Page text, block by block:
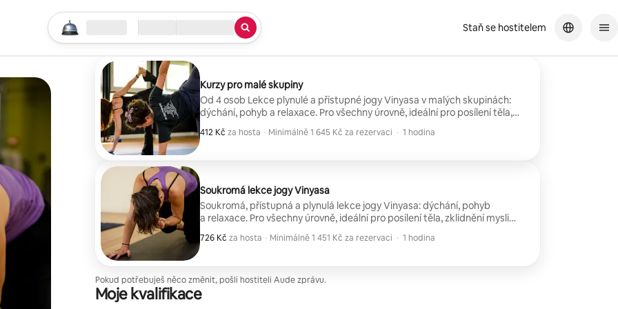
Začni vyhledávat
Lokalita Příjezd/Odjezd Staň se hostitelem
Kurzy pro malé skupiny
Od 4 osob Lekce plynulé a přístupné jogy Vinyasa v malých skupinách:
dýchání, pohyb a relaxace. Pro všechny úrovně, ideální pro posílení těla,
412 Kč za hosta
412 Kč za hosta · Minimálně 1 645 Kč za rezervaci
, · 1 hodina
Soukromá lekce jogy Vinyasa
Soukromá, přístupná a plynulá lekce jogy Vinyasa: dýchání, pohyb
a relaxace. Pro všechny úrovně, ideální pro posílení těla, zklidnění mysli
726 Kč za hosta
726 Kč za hosta · Minimálně 1 451 Kč za rezervaci
, · 1 hodina
Pokud potřebuješ něco změnit, pošli hostiteli Aude zprávu.
Moje kvalifikace